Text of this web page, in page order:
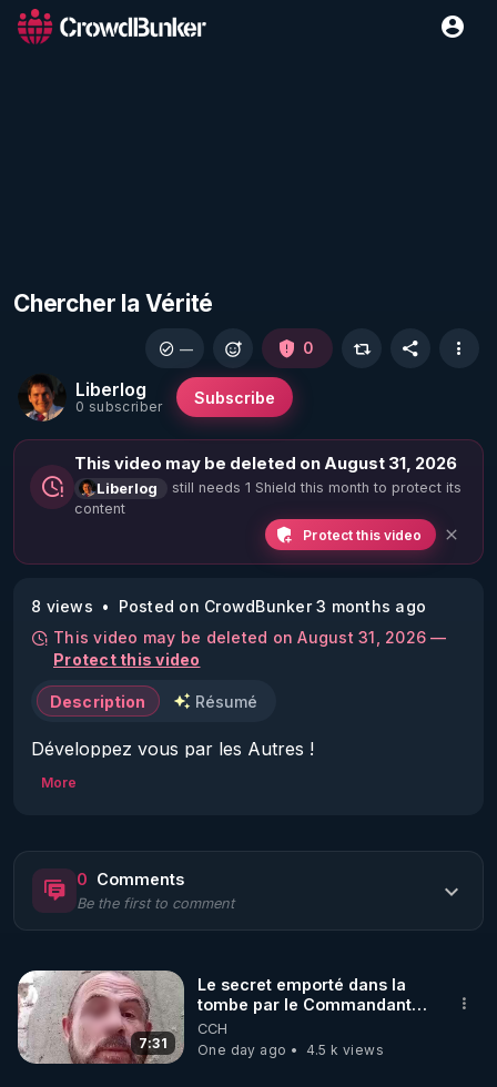
Chercher la Vérité
Liberlog
0 subscriber Subscribe
— 0
This video may be deleted on August 31, 2026
Liberlog
still needs 1 Shield this month to protect its
content
Protect this video
8 views
Posted on CrowdBunker 3 months ago
This video may be deleted on August 31, 2026 —
Protect this video
Description Résumé
Développez vous par les Autres !
More
0 Comments
Be the first to comment
7:31
Le secret emporté dans la
tombe par le Commandant
Cousteau le 25 juin 1997
CCH
One day ago
4.5 k views